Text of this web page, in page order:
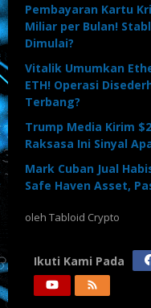
Pembayaran Kartu
Miliar per Bulan!
Dimulai?
Vitalik Umumkan
ETH! Operasi
Terbang?
Trump Media Kirim
Raksasa Ini Sinyal
Mark Cuban Jual
Safe Haven Asset,
oleh Tabloid Crypto
Ikuti Kami Pada